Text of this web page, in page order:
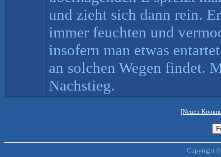
und zieht sich dann rein.
immer feuchten und
insofern man etwas
an solchen Wegen findet.
Nachstieg.
[Neuen
Copyright ©